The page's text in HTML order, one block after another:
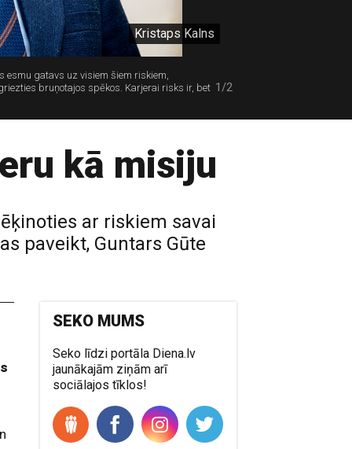
Kristaps Kalns
gatavs uz visiem šiem riskiem,
bruņotajos spēkos. Karjerai risks ir, bet 1/2
kā misiju
ar riskiem savai
paveikt, Guntars Gūte
SEKO MUMS
Seko līdzi portāla Diena.lv
jaunākajām ziņām arī
sociālajos tīklos!